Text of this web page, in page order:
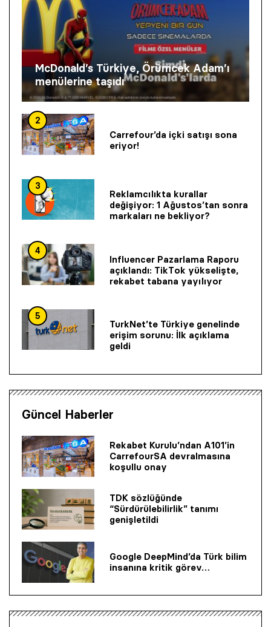
McDonald’s Türkiye, Örümcek Adam’ı
menülerine taşıdı
2
Carrefour’da içki satışı sona
eriyor!
3
Reklamcılıkta kurallar
değişiyor: 1 Ağustos’tan sonra
markaları ne bekliyor?
4
Influencer Pazarlama Raporu
açıklandı: TikTok yükselişte,
rekabet tabana yayılıyor
5
TurkNet’te Türkiye genelinde
erişim sorunu: İlk açıklama
geldi
Güncel Haberler
Rekabet Kurulu’ndan A101’in
CarrefourSA devralmasına
koşullu onay
TDK sözlüğünde
“Sürdürülebilirlik” tanımı
genişletildi
Google DeepMind’da Türk bilim
insanına kritik görev…